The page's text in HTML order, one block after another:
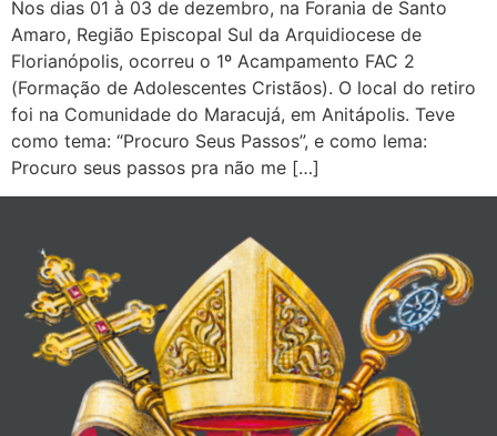
Nos dias 01 à 03 de dezembro, na Forania de Santo
Amaro, Região Episcopal Sul da Arquidiocese de
Florianópolis, ocorreu o 1º Acampamento FAC 2
(Formação de Adolescentes Cristãos). O local do retiro
foi na Comunidade do Maracujá, em Anitápolis. Teve
como tema: “Procuro Seus Passos”, e como lema:
Procuro seus passos pra não me […]